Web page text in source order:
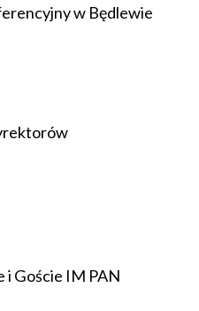
w Będlewie
i Goście IM PAN